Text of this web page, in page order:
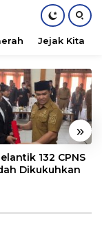
Jejak Kita
»
132 CPNS
Dikukuhkan